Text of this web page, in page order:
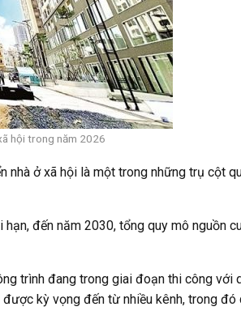
hội trong năm 2026
nhà ở xã hội là một trong những trụ cột
đến năm 2030, tổng quy mô nguồn
trình đang trong giai đoạn thi công với
kỳ vọng đến từ nhiều kênh, trong